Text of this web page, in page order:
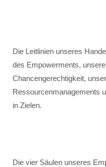
Die Leitlinien unseres
des Empowerments,
Chancengerechtigkeit,
Ressourcenmanagements
in Zielen.
Die vier Säulen unseres